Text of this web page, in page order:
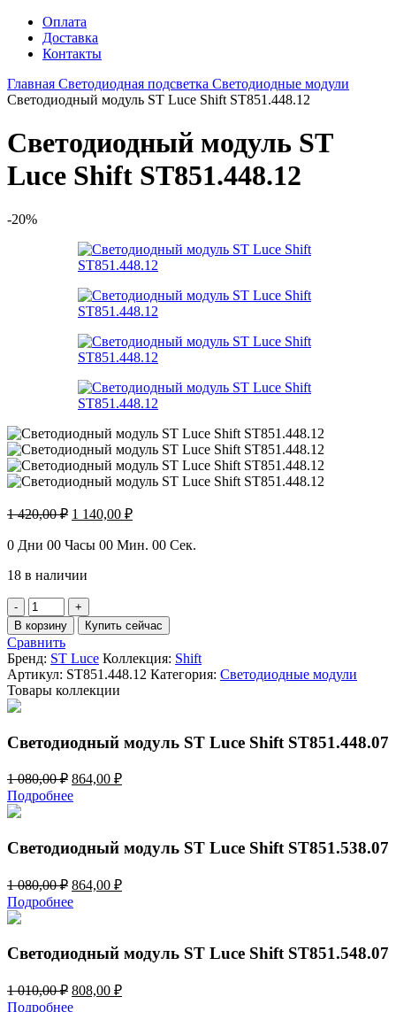
Оплата
Доставка
Контакты
Главная Светодиодная подсветка Светодиодные модули
Светодиодный модуль ST Luce Shift ST851.448.12
Светодиодный модуль ST
Luce Shift ST851.448.12
-20%
1 420,00₽ Первоначальная
составляла
420,00 ₽.
1 140,00 ₽Текущая
1
0 Дни 00 Часы 00 Мин. 00 Сек.
18 в наличии
Количество
товара
Светодиодный
модуль
ST
Luce
Shift
В корзину Купить сейчас
Сравнить
Бренд: ST Luce Коллекция: Shift
Артикул: ST851.448.12 Категория: Светодиодные модули
Товары коллекции
Светодиодный модуль ST Luce Shift ST851.448.07
1 080,00₽ Первоначальная
цена
составляла
080,00 ₽.
864,00 ₽Текущая
Подробнее
Светодиодный модуль ST Luce Shift ST851.538.07
1 080,00₽ Первоначальная
цена
составляла
080,00 ₽.
864,00 ₽Текущая
Подробнее
Светодиодный модуль ST Luce Shift ST851.548.07
1 010,00₽ Первоначальная
цена
808,00 ₽Текущая
Подробнее